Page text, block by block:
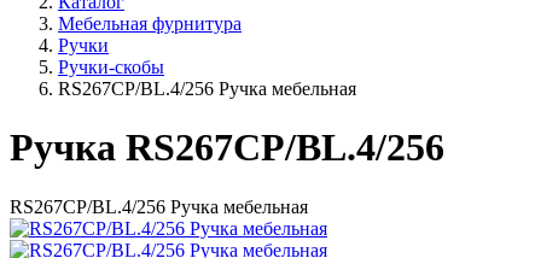
Мебельная фурнитура
Ручки
Ручки-скобы
RS267CP/BL.4/256 Ручка мебельная
Ручка RS267CP/BL.4/256
RS267CP/BL.4/256 Ручка мебельная